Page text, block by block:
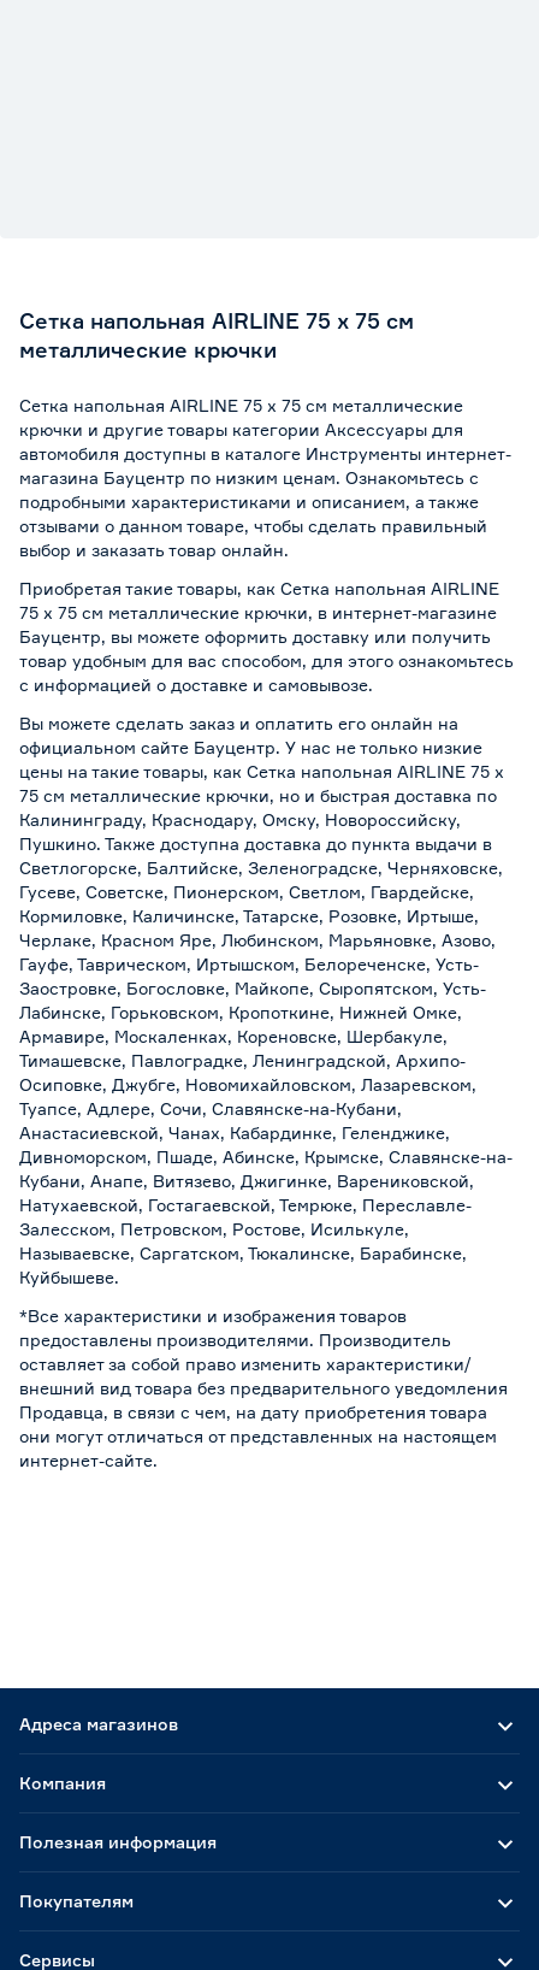
Сетка напольная AIRLINE 75 x 75 см
металлические крючки
Сетка напольная AIRLINE 75 x 75 см металлические
крючки и другие товары категории Аксессуары для
автомобиля доступны в каталоге Инструменты интернет-
магазина Бауцентр по низким ценам. Ознакомьтесь с
подробными характеристиками и описанием, а также
отзывами о данном товаре, чтобы сделать правильный
выбор и заказать товар онлайн.
Приобретая такие товары, как Сетка напольная AIRLINE
75 x 75 см металлические крючки, в интернет-магазине
Бауцентр, вы можете оформить доставку или получить
товар удобным для вас способом, для этого ознакомьтесь
с информацией о доставке и самовывозе.
Вы можете сделать заказ и оплатить его онлайн на
официальном сайте Бауцентр. У нас не только низкие
цены на такие товары, как Сетка напольная AIRLINE 75 x
75 см металлические крючки, но и быстрая доставка по
Калининграду, Краснодару, Омску, Новороссийску,
Пушкино. Также доступна доставка до пункта выдачи в
Светлогорске, Балтийске, Зеленоградске, Черняховске,
Гусеве, Советске, Пионерском, Светлом, Гвардейске,
Кормиловке, Каличинске, Татарске, Розовке, Иртыше,
Черлаке, Красном Яре, Любинском, Марьяновке, Азово,
Гауфе, Таврическом, Иртышском, Белореченске, Усть-
Заостровке, Богословке, Майкопе, Сыропятском, Усть-
Лабинске, Горьковском, Кропоткине, Нижней Омке,
Армавире, Москаленках, Кореновске, Шербакуле,
Тимашевске, Павлоградке, Ленинградской, Архипо-
Осиповке, Джубге, Новомихайловском, Лазаревском,
Туапсе, Адлере, Сочи, Славянске-на-Кубани,
Анастасиевской, Чанах, Кабардинке, Геленджике,
Дивноморском, Пшаде, Абинске, Крымске, Славянске-на-
Кубани, Анапе, Витязево, Джигинке, Варениковской,
Натухаевской, Гостагаевской, Темрюке, Переславле-
Залесском, Петровском, Ростове, Исилькуле,
Называевске, Саргатском, Тюкалинске, Барабинске,
Куйбышеве.
*Все характеристики и изображения товаров
предоставлены производителями. Производитель
оставляет за собой право изменить характеристики/
внешний вид товара без предварительного уведомления
Продавца, в связи с чем, на дату приобретения товара
они могут отличаться от представленных на настоящем
интернет-сайте.
Адреса магазинов
Компания
Полезная информация
Покупателям
Сервисы